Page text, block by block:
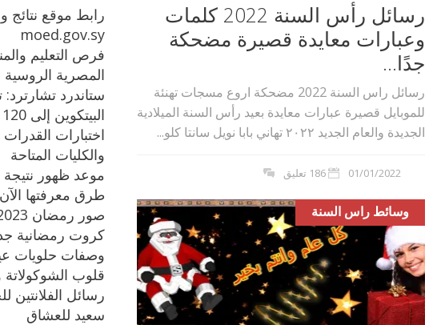
رسائل رأس السنة 2022 كلمات
وعبارات معايدة قصيرة مضحكة
جدًا...
رسائل راس السنة 2022 مضحكة اروع مسجات تهنئة
للموبايل قصيرة عبارات معايدة بعيد رأس السنة الميلادية
الجديدة والعام الجديد ٢٠٢٢ تهاني بابا نويل سانتا كلو...
01/01/2022 186 تعليق
وسائط راس السنة
رابط موقع نتائج
moed.gov.sy
فرص التعليم
المصرية الروسية
ستاندرد تشارترد:
البيتكوين إلى 120 ألف دولار
والكليات المتاحة
طرق معرفتها الآن
كروت رمضانية
وصفات حلويات
قلوب
سعيد للعشاق